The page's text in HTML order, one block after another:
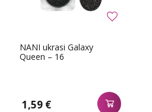
NANI ukrasi Galaxy
Queen – 16
1,59 €